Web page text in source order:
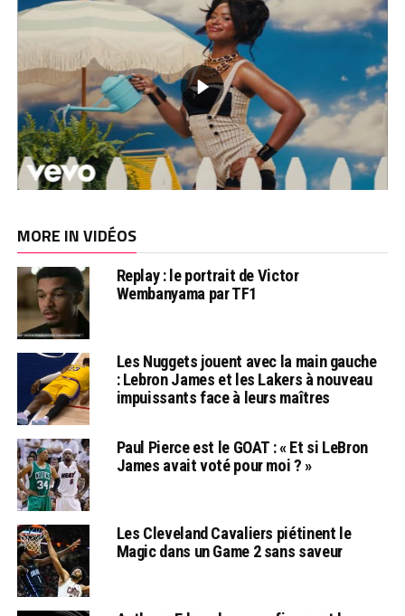
MORE IN VIDÉOS
Replay : le portrait de Victor
Wembanyama par TF1
Les Nuggets jouent avec la main gauche
: Lebron James et les Lakers à nouveau
impuissants face à leurs maîtres
Paul Pierce est le GOAT : « Et si LeBron
James avait voté pour moi ? »
Les Cleveland Cavaliers piétinent le
Magic dans un Game 2 sans saveur